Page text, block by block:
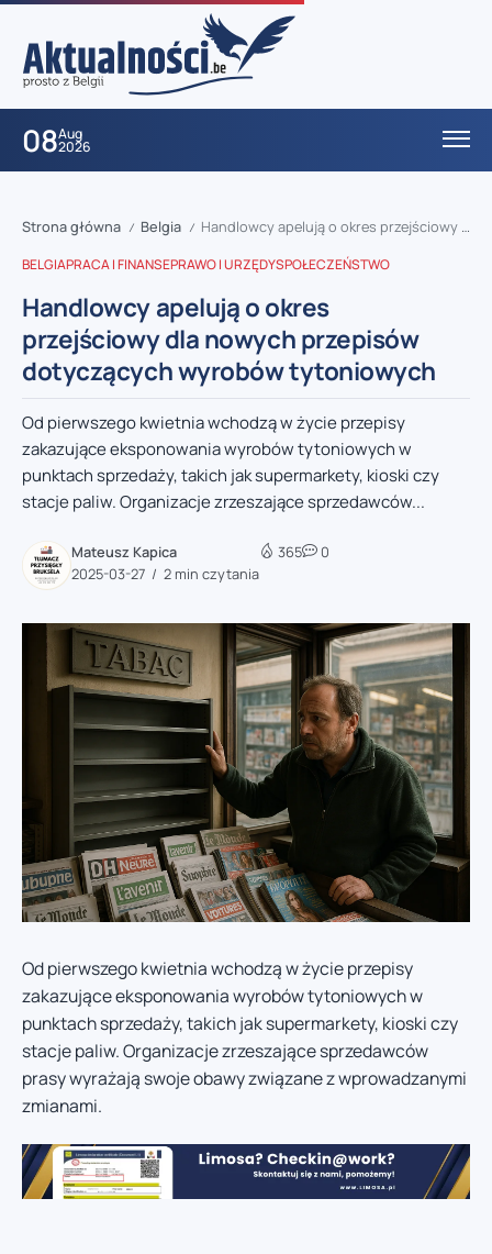
08Aug
2026
Strona główna / Belgia / Handlowcy apelują o okres przejściowy dla nowych przepisów dotyczących wyrobów tytoniowych
BELGIAPRACA I FINANSEPRAWO I URZĘDYSPOŁECZEŃSTWO
Handlowcy apelują o okres
przejściowy dla nowych przepisów
dotyczących wyrobów tytoniowych
Od pierwszego kwietnia wchodzą w życie przepisy
zakazujące eksponowania wyrobów tytoniowych w
punktach sprzedaży, takich jak supermarkety, kioski czy
stacje paliw. Organizacje zrzeszające sprzedawców...
Mateusz Kapica
2025-03-27
2 min czytania
365 0
Od pierwszego kwietnia wchodzą w życie przepisy
zakazujące eksponowania wyrobów tytoniowych w
punktach sprzedaży, takich jak supermarkety, kioski czy
stacje paliw. Organizacje zrzeszające sprzedawców
prasy wyrażają swoje obawy związane z wprowadzanymi
zmianami.